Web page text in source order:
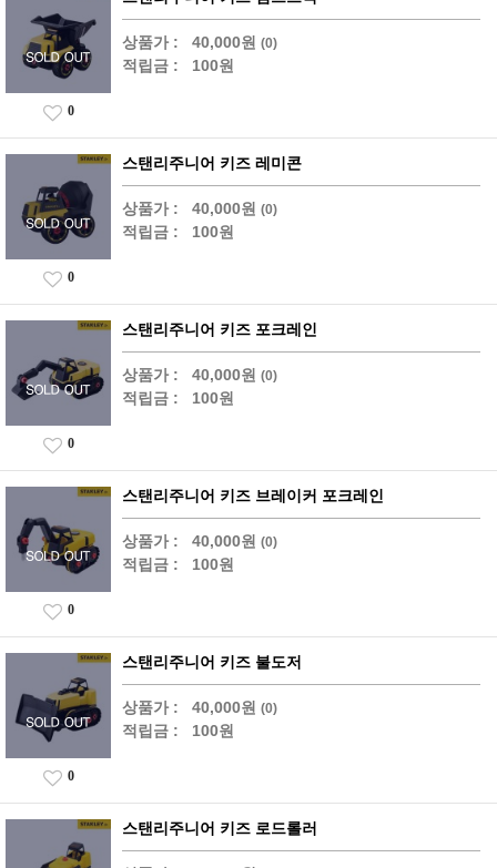
상품가 : 40,000원 (0)
적립금 : 100원
0
스탠리주니어 키즈 레미콘
상품가 : 40,000원 (0)
적립금 : 100원
0
스탠리주니어 키즈 포크레인
상품가 : 40,000원 (0)
적립금 : 100원
0
스탠리주니어 키즈 브레이커 포크레인
상품가 : 40,000원 (0)
적립금 : 100원
0
스탠리주니어 키즈 불도저
상품가 : 40,000원 (0)
적립금 : 100원
0
스탠리주니어 키즈 로드롤러